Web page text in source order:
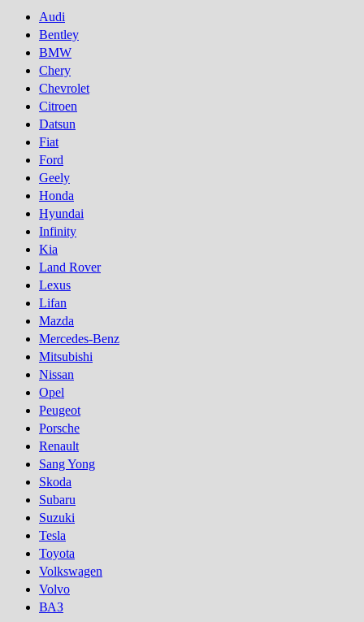
Audi
Bentley
BMW
Chery
Chevrolet
Citroen
Datsun
Fiat
Ford
Geely
Honda
Hyundai
Infinity
Kia
Land Rover
Lexus
Lifan
Mazda
Mercedes-Benz
Mitsubishi
Nissan
Opel
Peugeot
Porsсhe
Renault
Sang Yong
Skoda
Subaru
Suzuki
Tesla
Toyota
Volkswagen
Volvo
ВАЗ